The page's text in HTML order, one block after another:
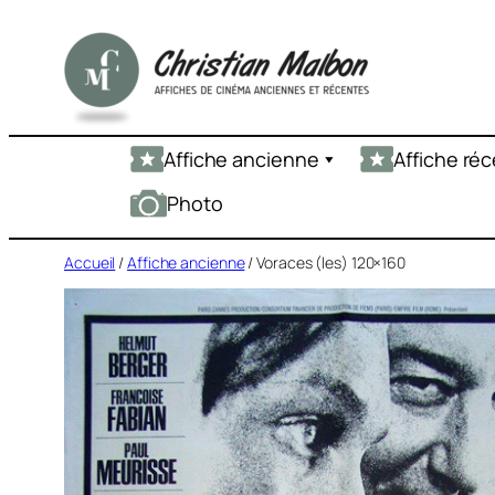
contenu
Affiche ancienne Affiche
Photo
Accueil /Affiche ancienne/ Voraces (les) 120×160